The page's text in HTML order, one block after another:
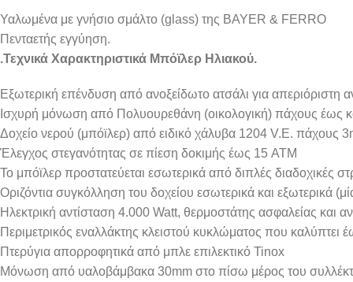
Υαλωμένα με γνήσιο σμάλτο (glass) της BAYER & FERRO
Πενταετής εγγύηση.
.Τεχνικά Χαρακτηριστικά Μπόϊλερ Ηλιακού.
Εξωτερική επένδυση από ανοξείδωτο ατσάλι για απεριόριστη
Ισχυρή μόνωση από Πολυουρεθάνη (οικολογική) πάχους έως
Δοχείο νερού (μπόϊλερ) από ειδικό χάλυβα 1204 V.E. πάχους
Έλεγχος στεγανότητας σε πίεση δοκιμής έως 15 ATM
Το μπόϊλερ προστατεύεται εσωτερικά από διπλές
Οριζόντια συγκόλληση του δοχείου εσωτερικά και εξωτερικά
Ηλεκτρική αντίσταση 4.000 Watt, θερμοστάτης ασφαλείας και
Περιμετρικός εναλλάκτης κλειστού κυκλώματος που
Πτερύγια απορροφητικά από μπλε επιλεκτικό Tinox
Μόνωση από υαλοβάμβακα 30mm στο πίσω μέρος του